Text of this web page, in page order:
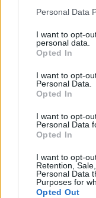
Personal Data
I want to opt-
personal data.
Opted In
I want to opt-
Personal Data.
Opted In
I want to opt-
Personal Data
Opted In
I want to opt-
Retention,
Personal Data
Purposes for
Opted Out
A